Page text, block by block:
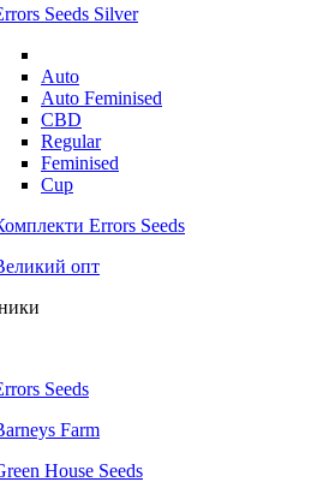
Seeds Silver
Auto
Auto Feminised
CBD
Regular
Feminised
Cup
Errors Seeds
опт
Seeds
Farm
House Seeds